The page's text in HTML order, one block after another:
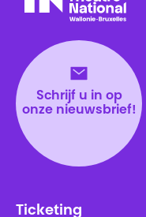
Schrijf u in op
onze nieuwsbrief!
Ticketing